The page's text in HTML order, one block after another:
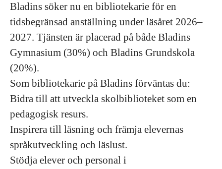
Bladins söker nu en bibliotekarie för en
tidsbegränsad anställning under läsåret 2026–
2027. Tjänsten är placerad på både Bladins
Gymnasium (30%) och Bladins Grundskola
(20%).
Som bibliotekarie på Bladins förväntas du:
Bidra till att utveckla skolbiblioteket som en
pedagogisk resurs.
Inspirera till läsning och främja elevernas
språkutveckling och läslust.
Stödja elever och personal i